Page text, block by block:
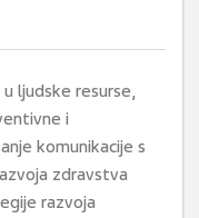
ljudske resurse,
i
komunikacije s
zdravstva
razvoja